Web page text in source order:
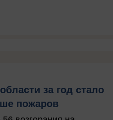
за год стало
пожаров